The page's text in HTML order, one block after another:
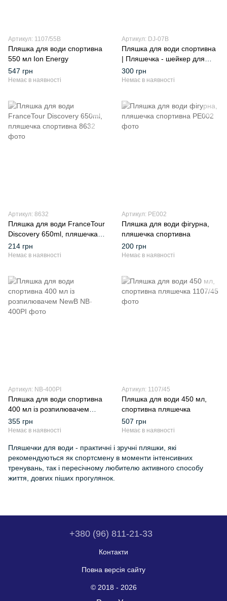
Артикул: 1107/55B
Пляшка для води спортивна
550 мл Ion Energy
547 грн
Немає в наявності
Артикул: DJ-07B
Пляшка для води спортивна
| Пляшечка - шейкер для
протеїну
300 грн
Немає в наявності
Артикул: 8632
Пляшка для води FranceTour
Discovery 650ml, пляшечка
спортивна
214 грн
Немає в наявності
Артикул: PE002
Пляшка для води фігурна,
пляшечка спортивна
200 грн
Немає в наявності
Артикул: NB-400PI
Пляшка для води спортивна
400 мл із розпилювачем
NewB
355 грн
Немає в наявності
Артикул: 1107/45
Пляшка для води 450 мл,
спортивна пляшечка
507 грн
Немає в наявності
Пляшечки для води - практичні і зручні пляшки, які
рекомендуються як спортсмену в моменти інтенсивних
тренувань, так і пересічному любителю активного способу
життя, довгих піших прогулянок.
+380 (96) 811-21-33
Контакти
Повна версія сайту
© 2018 - 2026